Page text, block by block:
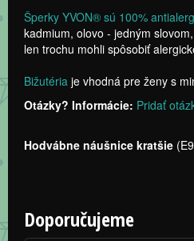
Šperky YVON® sú 100%
kadmium, olovo - jedným
len trochu mohli spôsobiť
Bižutéria je vhodná pre ženy s
Otázky? Informácie: Pridať
Hodvábne náušnice kratšie (
Doporučujeme